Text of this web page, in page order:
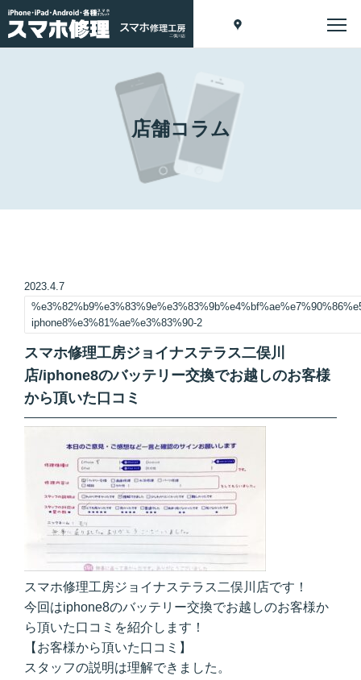
店舗コラム
2023.4.7
iphone8%e3%81%ae%e3%83%90-2
スマホ修理工房ジョイナステラス二俣川
店/iphone8のバッテリー交換でお越しのお客様
から頂いた口コミ
スマホ修理工房ジョイナステラス二俣川店です！
今回はiphone8のバッテリー交換でお越しのお客様か
ら頂いた口コミを紹介します！
【お客様から頂いた口コミ】
スタッフの説明は理解できました。